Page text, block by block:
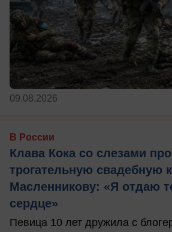
09.08.2026
В России
Клава Кока со слезами
трогательную свадебную
Масленникову: «Я отдаю
сердце»
Певица 10 лет дружила с